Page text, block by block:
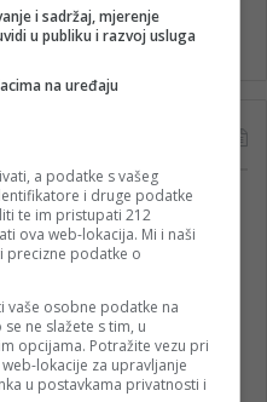
gradi BiH-Jovan Divjak“
22 godine imao
iznenadili
i besplatnim
i sadržaj, mjerenje
u publiku i razvoj usluga
na uređaju
a podatke s vašeg
i druge podatke
te im pristupati 212
ova web-lokacija. Mi i naši
podatke o
vaše osobne podatke na
ne slažete s tim, u
opcijama. Potražite vezu pri
lokacije za upravljanje
u postavkama privatnosti i